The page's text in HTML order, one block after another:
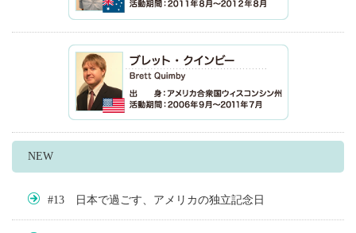
NEW
#13 日本で過ごす、アメリカの独立記念日